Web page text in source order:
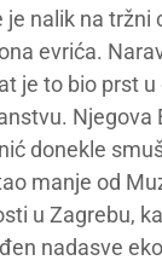
je nalik na tržni
evrića.
je to bio prst u
Njegova
donekle
manje od
u Zagrebu,
nadasve